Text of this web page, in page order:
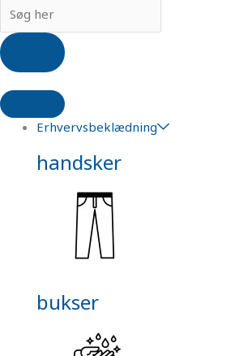
Erhvervsbeklædning
handsker
bukser